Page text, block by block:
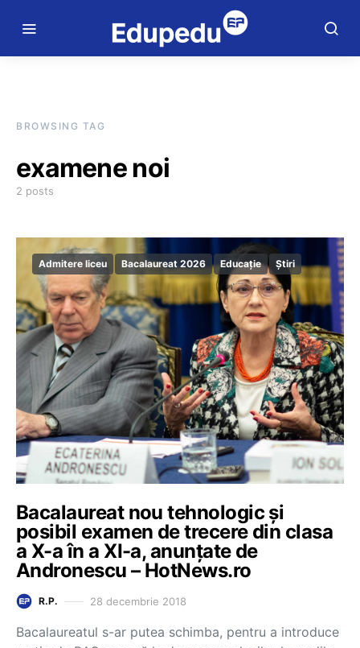
BROWSING TAG
examene noi
2 posts
Admitere liceu Bacalaureat 2026 Educație Știri
Bacalaureat nou tehnologic și
posibil examen de trecere din clasa
a X-a în a XI-a, anunțate de
Andronescu – HotNews.ro
R.P. 28 decembrie 2018
Bacalaureatul s-ar putea schimba, pentru a introduce